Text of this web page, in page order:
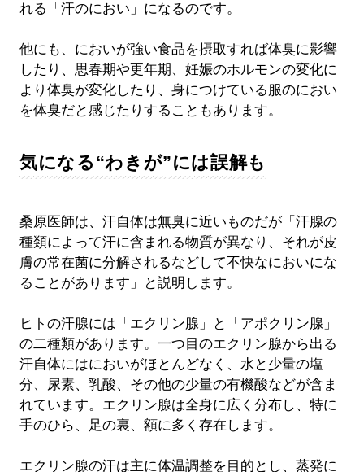
れる「汗のにおい」になるのです。
他にも、においが強い食品を摂取すれば体臭に影響
したり、思春期や更年期、妊娠のホルモンの変化に
より体臭が変化したり、身につけている服のにおい
を体臭だと感じたりすることもあります。
気になる“わきが”には誤解も
桑原医師は、汗自体は無臭に近いものだが「汗腺の
種類によって汗に含まれる物質が異なり、それが皮
膚の常在菌に分解されるなどして不快なにおいにな
ることがあります」と説明します。
ヒトの汗腺には「エクリン腺」と「アポクリン腺」
の二種類があります。一つ目のエクリン腺から出る
汗自体にはにおいがほとんどなく、水と少量の塩
分、尿素、乳酸、その他の少量の有機酸などが含ま
れています。エクリン腺は全身に広く分布し、特に
手のひら、足の裏、額に多く存在します。
エクリン腺の汗は主に体温調整を目的とし、蒸発に